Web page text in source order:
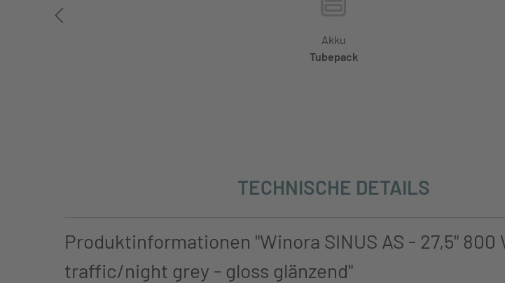
Akku
Tubepack
TECHNISCHE DETAILS
Produktinformationen "Winora SINUS AS - 27,5" 800
traffic/night grey - gloss glänzend"